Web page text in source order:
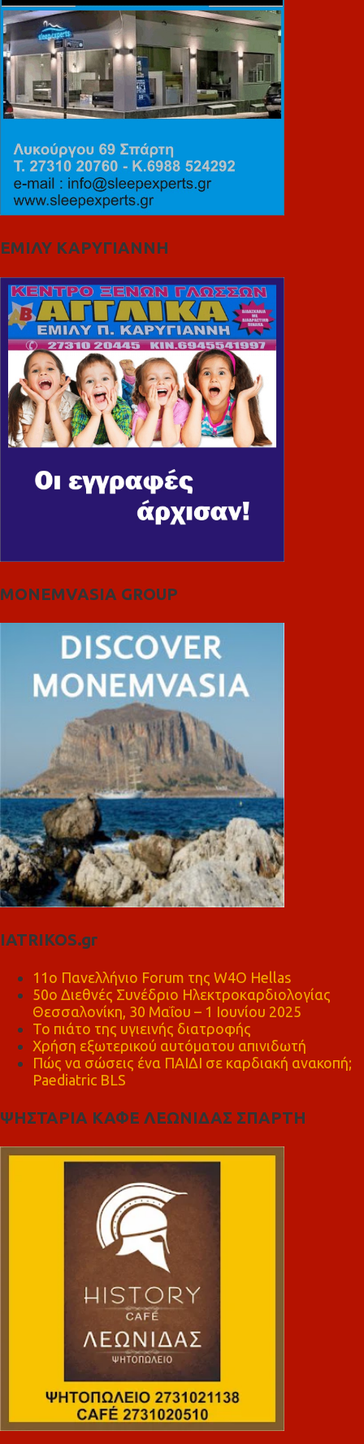
ΕΜΙΛΥ ΚΑΡΥΓΙΑΝΝΗ
MONEMVASIA GROUP
IATRIKOS.gr
11ο Πανελλήνιο Forum της W4O Hellas
50ο Διεθνές Συνέδριο Ηλεκτροκαρδιολογίας
Θεσσαλονίκη, 30 Μαΐου – 1 Ιουνίου 2025
Το πιάτο της υγιεινής διατροφής
Χρήση εξωτερικού αυτόματου απινιδωτή
Πώς να σώσεις ένα ΠΑΙΔΙ σε καρδιακή ανακοπή;
Paediatric BLS
ΨΗΣΤΑΡΙΑ ΚΑΦΕ ΛΕΩΝΙΔΑΣ ΣΠΑΡΤΗ